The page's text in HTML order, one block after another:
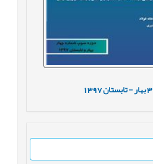
بهار - تابستان1397